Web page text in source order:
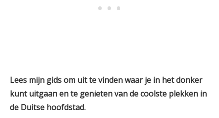
Lees mijn gids om uit te vinden waar je in het donker
kunt uitgaan en te genieten van de coolste plekken in
de Duitse hoofdstad.